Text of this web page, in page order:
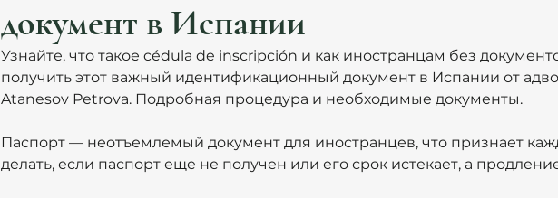
документ в Испании
Узнайте, что такое cédula de inscripción и как иностранцам без
получить этот важный идентификационный документ в Испании от
Atanesov Petrova. Подробная процедура и необходимые документы.
Паспорт — неотъемлемый документ для иностранцев, что признает
делать, если паспорт еще не получен или его срок истекает, а